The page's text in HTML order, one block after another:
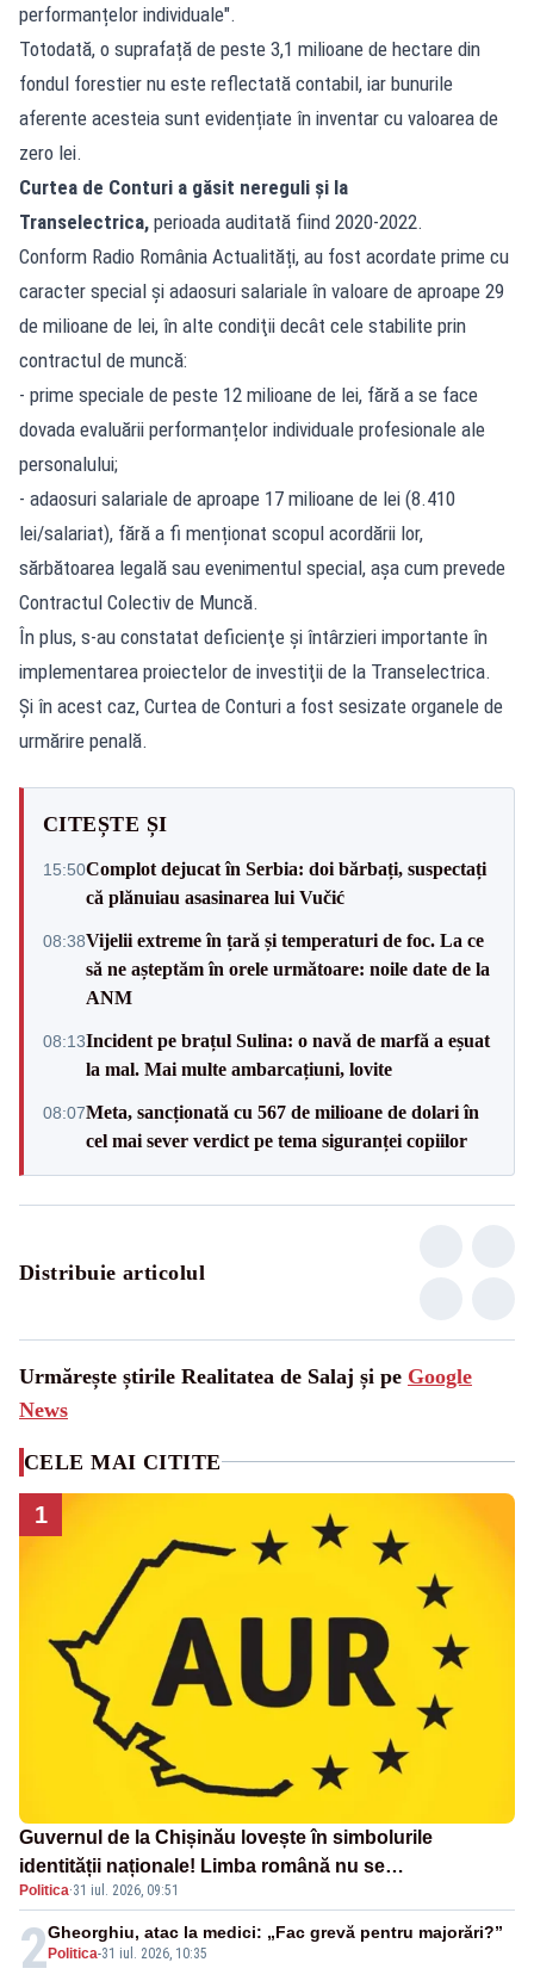
performanțelor individuale".
Totodată, o suprafață de peste 3,1 milioane de hectare din
fondul forestier nu este reflectată contabil, iar bunurile
aferente acesteia sunt evidențiate în inventar cu valoarea de
zero lei.
Curtea de Conturi a găsit nereguli și la
Transelectrica, perioada auditată fiind 2020-2022.
Conform Radio România Actualități, au fost acordate prime cu
caracter special şi adaosuri salariale în valoare de aproape 29
de milioane de lei, în alte condiţii decât cele stabilite prin
contractul de muncă:
- prime speciale de peste 12 milioane de lei, fără a se face
dovada evaluării performanțelor individuale profesionale ale
personalului;
- adaosuri salariale de aproape 17 milioane de lei (8.410
lei/salariat), fără a fi menționat scopul acordării lor,
sărbătoarea legală sau evenimentul special, așa cum prevede
Contractul Colectiv de Muncă.
În plus, s-au constatat deficienţe şi întârzieri importante în
implementarea proiectelor de investiţii de la Transelectrica.
Şi în acest caz, Curtea de Conturi a fost sesizate organele de
urmărire penală.
CITEȘTE ȘI
15:50Complot dejucat în Serbia: doi bărbați, suspectați
că plănuiau asasinarea lui Vučić
08:38Vijelii extreme în țară și temperaturi de foc. La ce
să ne așteptăm în orele următoare: noile date de la
ANM
08:13Incident pe brațul Sulina: o navă de marfă a eșuat
la mal. Mai multe ambarcațiuni, lovite
08:07Meta, sancționată cu 567 de milioane de dolari în
cel mai sever verdict pe tema siguranței copiilor
Distribuie articolul
Urmărește știrile Realitatea de Salaj și pe Google
News
CELE MAI CITITE
1
Guvernul de la Chișinău lovește în simbolurile
identității naționale! Limba română nu se
economisește! Limba română se sărbătorește!
Politica·31 iul. 2026, 09:51
2 Politica-31 iul. 2026, 10:35
Gheorghiu, atac la medici: „Fac grevă pentru majorări?”